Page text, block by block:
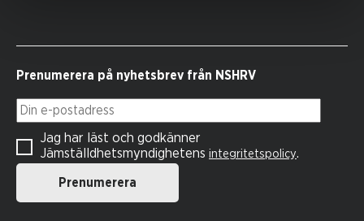
Prenumerera på nyhetsbrev från NSHRV
Din e-postadress
Prenumerera
Jag har läst och godkänner
Jämställdhetsmyndighetens integritetspolicy.